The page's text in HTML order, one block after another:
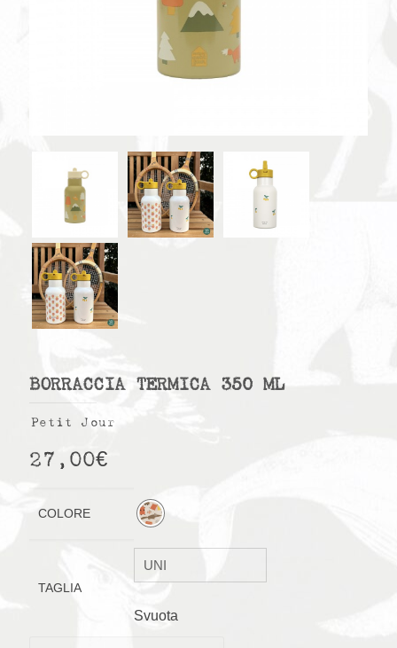
BORRACCIA TERMICA 350 ML
Petit Jour
27,00€
COLORE
TAGLIA
Svuota